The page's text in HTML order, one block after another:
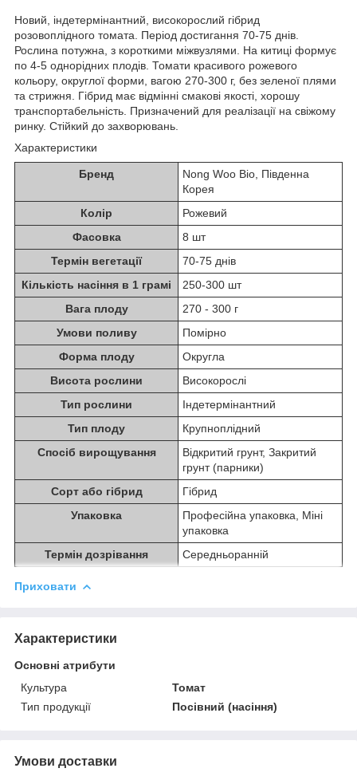
Новий, індетермінантний, високорослий гібрид
розовоплідного томата. Період достигання 70-75 днів.
Рослина потужна, з короткими міжвузлями. На китиці формує
по 4-5 однорідних плодів. Томати красивого рожевого
кольору, округлої форми, вагою 270-300 г, без зеленої плями
та стрижня. Гібрид має відмінні смакові якості, хорошу
транспортабельність. Призначений для реалізації на свіжому
ринку. Стійкий до захворювань.
Характеристики
Бренд
Nong Woo Bio, Південна
Корея
Колір
Рожевий
Фасовка
8 шт
Термін вегетації
70-75 днів
Кількість насіння в 1 грамі
250-300 шт
Вага плоду
270 - 300 г
Умови поливу
Помірно
Форма плоду
Округла
Висота рослини
Високорослі
Тип рослини
Індетермінантний
Тип плоду
Крупноплідний
Спосіб вирощування
Відкритий грунт, Закритий
грунт (парники)
Сорт або гібрид
Гібрид
Упаковка
Професійна упаковка, Міні
упаковка
Термін дозрівання
Середньоранній
Приховати
Характеристики
Основні атрибути
Культура
Томат
Тип продукції
Посівний (насіння)
Умови доставки